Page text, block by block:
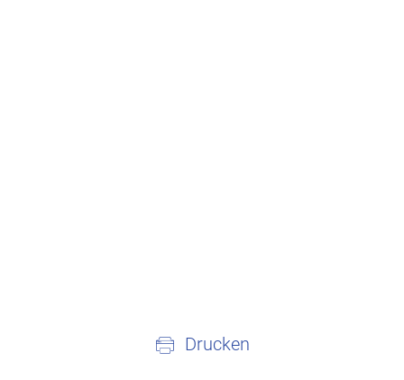
Drucken